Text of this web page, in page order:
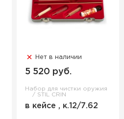
Нет в наличии
5 520 руб.
Набор для чистки оружия
STIL CRIN
в кейсе , к.12/7.62